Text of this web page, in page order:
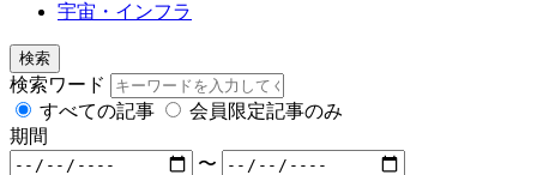
宇宙・インフラ
検索
検索ワード
すべての記事
会員限定記事のみ
期間
〜